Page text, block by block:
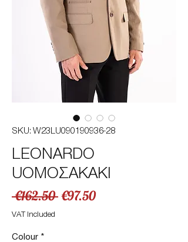
SKU: W23LU090190936-28
LEONARDO
UOMOΣΑΚΑΚΙ
€162.50 Regular
€97.50Sale
VAT Included
Colour *